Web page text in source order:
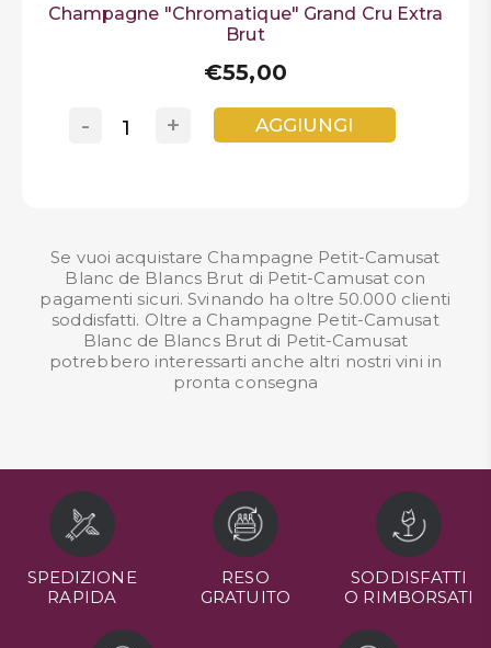
Champagne "Chromatique" Grand Cru Extra
Brut
€55,00
+
- AGGIUNGI
Se vuoi acquistare Champagne Petit-Camusat
Blanc de Blancs Brut di Petit-Camusat con
pagamenti sicuri. Svinando ha oltre 50.000 clienti
soddisfatti. Oltre a Champagne Petit-Camusat
Blanc de Blancs Brut di Petit-Camusat
potrebbero interessarti anche altri nostrivini in
pronta consegna
SPEDIZIONE
RAPIDA
RESO
GRATUITO
SODDISFATTI
O RIMBORSATI